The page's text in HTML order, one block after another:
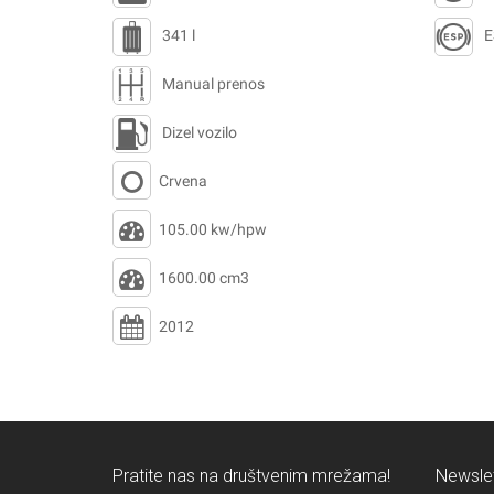
341 l
Manual prenos
Dizel vozilo
Crvena
105.00 kw/hpw
1600.00 cm3
2012
Pratite nas na društvenim mrežama!